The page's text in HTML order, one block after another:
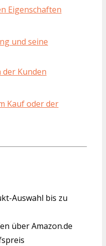
Eigenschaften
und seine
der Kunden
Kauf oder der
Auswahl bis zu
über Amazon.de